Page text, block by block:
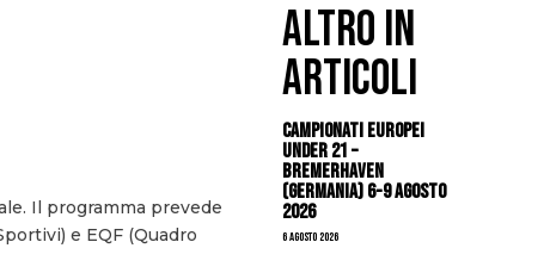
Il programma prevede
e EQF (Quadro
ALTRO IN
ARTICOLI
Campionati Europei
Under 21 –
Bremerhaven
(Germania) 6-9 agosto
2026
6 Agosto 2026